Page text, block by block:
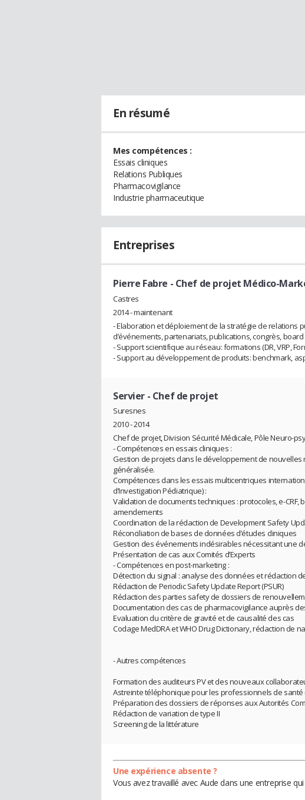
En résumé
Mes compétences :
Essais cliniques
Relations Publiques
Pharmacovigilance
Industrie pharmaceutique
Entreprises
Pierre Fabre - Chef de projet Médico-
Castres
2014 - maintenant
- Elaboration et déploiement de la stratégie de relations
d’événements, partenariats, publications, congrès,
- Support scientifique au réseau: formations (DR, VRP,
- Support au développement de produits: benchmark,
Servier - Chef de projet
Suresnes
2010 - 2014
Chef de projet, Division Sécurité Médicale, Pôle Neuro-
- Compétences en essais cliniques :
Gestion de projets dans le développement de nouvelles
généralisée.
Compétences dans les essais multicentriques
d’Investigation Pédiatrique) :
Validation de documents techniques : protocoles, e-
amendements
Coordination de la rédaction de Development Safety
Réconciliation de bases de données d’études cliniques
Gestion des événements indésirables nécessitant une
Présentation de cas aux Comités d’Experts
- Compétences en post-marketing :
Détection du signal : analyse des données et rédaction
Rédaction de Periodic Safety Update Report (PSUR)
Rédaction des parties safety de dossiers de
Documentation des cas de pharmacovigilance auprès
Evaluation du critère de gravité et de causalité des cas
Codage MedDRA et WHO Drug Dictionary, rédaction de
- Autres compétences
Formation des auditeurs PV et des nouveaux
Astreinte téléphonique pour les professionnels de santé
Préparation des dossiers de réponses aux Autorités
Rédaction de variation de type II
Screening de la littérature
Une expérience absente ?
Vous avez travaillé avec Aude dans une entreprise